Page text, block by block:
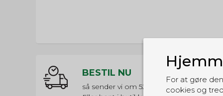
BESTIL NU
så sender vi om 52t 51m 49s
For at gøre
cookies og